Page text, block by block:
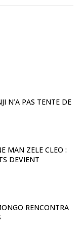
N’A PAS TENTE DE
MAN ZELE CLEO :
DEVIENT
RENCONTRA